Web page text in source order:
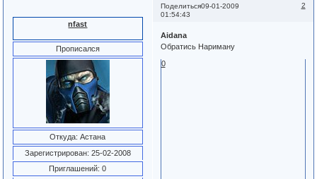
Поделиться 2
09-01-2009
01:54:43
nfast
Прописался
Откуда: Астана
Зарегистрирован: 25-02-2008
Приглашений: 0
Aidana
Обратись Нариману
0